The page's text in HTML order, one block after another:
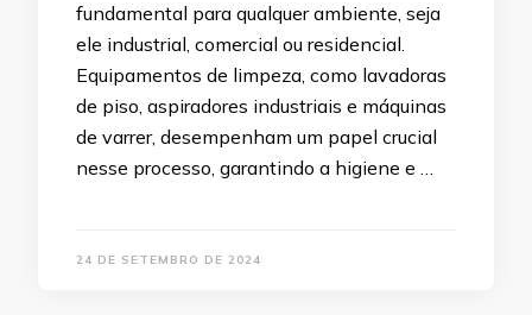
fundamental para qualquer ambiente, seja
ele industrial, comercial ou residencial.
Equipamentos de limpeza, como lavadoras
de piso, aspiradores industriais e máquinas
de varrer, desempenham um papel crucial
nesse processo, garantindo a higiene e …
24 DE SETEMBRO DE 2024